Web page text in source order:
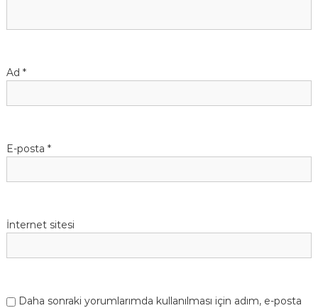
Ad *
E-posta *
İnternet sitesi
Daha sonraki yorumlarımda kullanılması için adım, e-posta